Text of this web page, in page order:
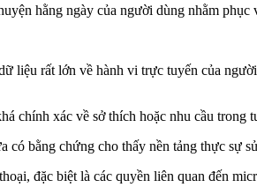
hằng ngày của người dùng nhằm phục
liệu rất lớn về hành vi trực tuyến của
chính xác về sở thích hoặc nhu cầu trong
bằng chứng cho thấy nền tảng thực sự
đặc biệt là các quyền liên quan đến